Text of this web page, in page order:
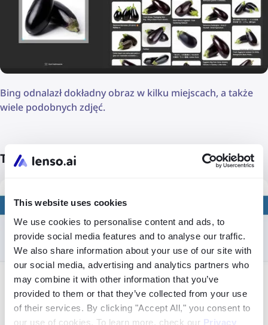
This website uses cookies
We use cookies to personalise content and ads, to
provide social media features and to analyse our traffic.
We also share information about your use of our site with
our social media, advertising and analytics partners who
may combine it with other information that you’ve
provided to them or that they’ve collected from your use
of their services. By clicking "Accept All," you consent to
our use of cookies. To learn more, check our Privacy
Bing odnalazł dokładny obraz w kilku miejscach, a także
wiele podobnych zdjęć.
TinEye